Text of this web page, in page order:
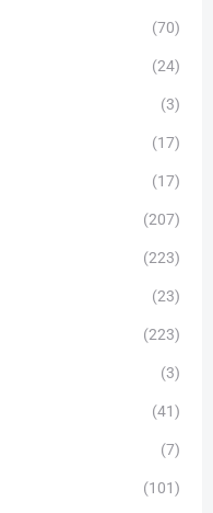
(70)
(24)
(3)
(17)
(17)
(207)
(223)
(23)
(223)
(3)
(41)
(7)
(101)